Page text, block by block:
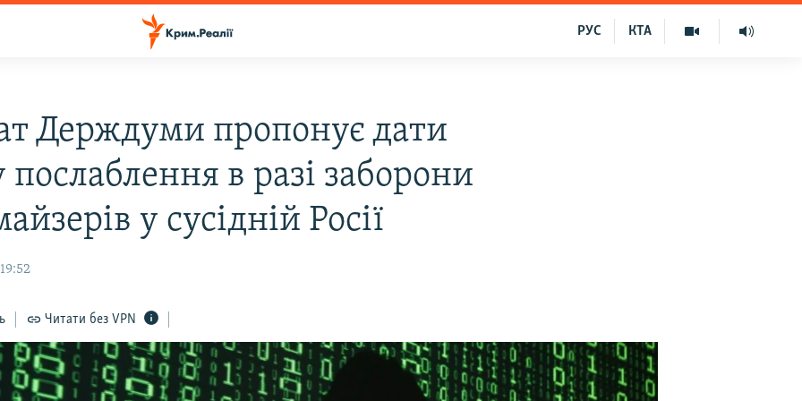
КТА
РУС
Держдуми пропонує дати
в разі заборони
у сусідній Росії
Читати без VPN